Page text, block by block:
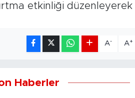
etkinliği düzenleyerek
A- A+
Haberler